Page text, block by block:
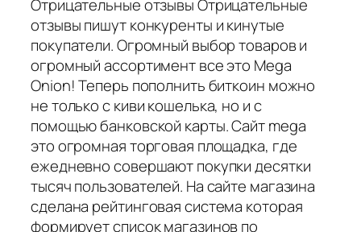
Отрицательные отзывы Отрицательные
отзывы пишут конкуренты и кинутые
покупатели. Огромный выбор товаров и
огромный ассортимент все это Mega
Onion! Теперь пополнить биткоин можно
не только с киви кошелька, но и с
помощью банковской карты. Сайт mega
это огромная торговая площадка, где
ежедневно совершают покупки десятки
тысяч пользователей. На сайте магазина
сделана рейтинговая система которая
формирует список магазинов по